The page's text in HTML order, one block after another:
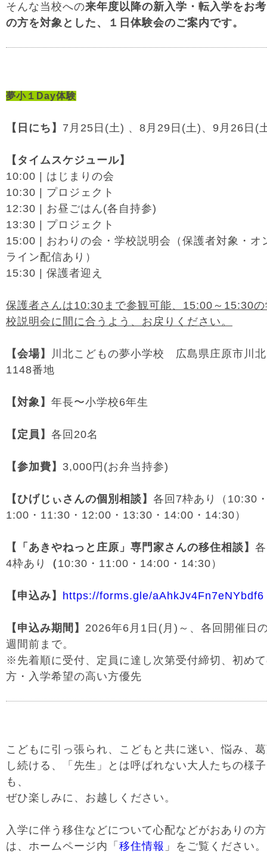
そんな当校への来年度以降の新入学・転入学をお
の方を対象とした、１日体験会のご案内です。
夢小１Day体験
【日にち】 7月25日(土) 、8月29日(土)、9月26日(
【タイムスケジュール】
10:00 | はじまりの会
10:30 | プロジェクト
12:30 | お昼ごはん(各自持参)
13:30 | プロジェクト
15:00 | おわりの会・学校説明会（保護者対象・オ
ライン配信あり）
15:30 | 保護者迎え
保護者さんは10:30まで参観可能、15:00～15:30
校説明会に間に合うよう、お戻りください。
【会場】
川北こどもの夢小学校 広島県庄原市川
1148番地
【対象】 年長〜小学校6年生
【定員】 各回20名
【参加費】 3,000円(お弁当持参)
【ひげじぃさんの個別相談】 各回7枠あり（10:30
1:00・11:30・12:00・13:30・14:00・14:30）
【「あきやねっと庄原」専門家さんの移住相談】
4枠あり
（ 10:30・11:00・14:00・14:30）
【申込み】 https://forms.gle/aAhkJv4Fn7eNYbdf6
【申込み期間】 2026年6月1日 ( 月 ) ～、各回開催日
週間前まで。
※先着順に受付、定員に達し次第受付締切、初め
方・入学希望の高い方優先
こどもに引っ張られ、こどもと共に迷い、悩み、
し続ける、「先生」とは呼ばれない大人たちの様子
も、
ぜひ楽しみに、お越しください。
入学に伴う移住などについて心配などがおありの方
は、ホームページ内「 移住情報 」をご覧ください。